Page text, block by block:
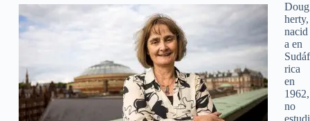
Doug
herty,
nacid
a en
Sudáf
rica
en
1962,
no